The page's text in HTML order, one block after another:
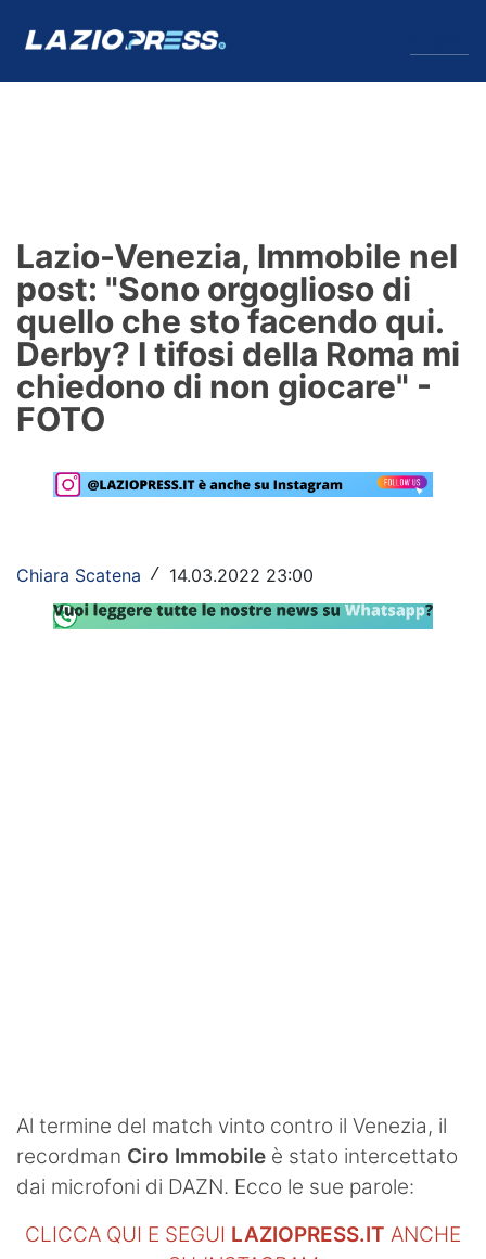
Formello
Infortuni
Primavera
Calciomercato
Lazio Women
Social
Calcio
Lazio-Venezia, Immobile nel
post: "Sono orgoglioso di
quello che sto facendo qui.
Derby? I tifosi della Roma mi
chiedono di non giocare" -
FOTO
Chiara Scatena / 14.03.2022 23:00
Al termine del match vinto contro il Venezia, il
recordman Ciro Immobile è stato intercettato
dai microfoni di DAZN. Ecco le sue parole:
CLICCA QUI E SEGUI LAZIOPRESS.IT ANCHE